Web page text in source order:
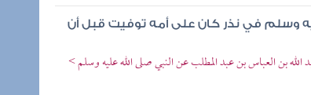
وسلم في نذر كان على أمه توفيت قبل أن
بن العباس بن عبد المطلب عن النبي صلى الله عليه وسلم >